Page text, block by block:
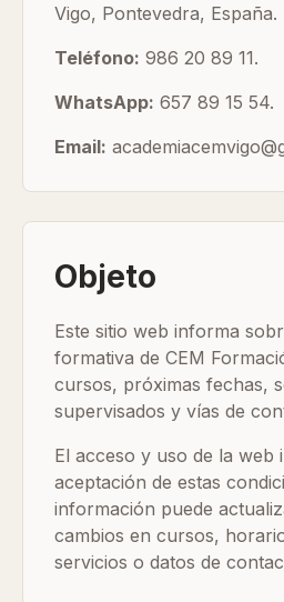
Vigo, Pontevedra, España.
Teléfono: 986 20 89 11.
WhatsApp: 657 89 15 54.
Email:
Objeto
Este sitio web informa
formativa de CEM
cursos, próximas fechas,
supervisados y vías de
El acceso y uso de la web
aceptación de estas
información puede
cambios en cursos,
servicios o datos de